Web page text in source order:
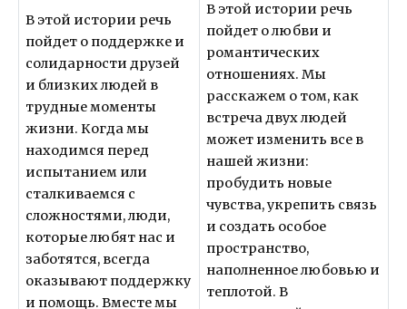
В этой истории речь
пойдет о поддержке и
солидарности друзей
и близких людей в
трудные моменты
жизни. Когда мы
находимся перед
испытанием или
сталкиваемся с
сложностями, люди,
которые любят нас и
заботятся, всегда
оказывают поддержку
и помощь. Вместе мы
В этой истории речь
пойдет о любви и
романтических
отношениях. Мы
расскажем о том, как
встреча двух людей
может изменить все в
нашей жизни:
пробудить новые
чувства, укрепить связь
и создать особое
пространство,
наполненное любовью и
теплотой. В